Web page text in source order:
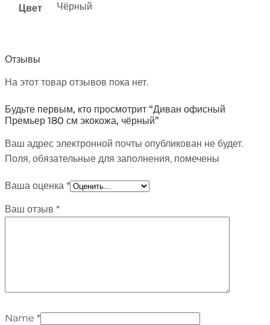
Цвет Чёрный
Отзывы
На этот товар отзывов пока нет.
Будьте первым, кто просмотрит “Диван офисный
Премьер 180 см экокожа, чёрный”
Ваш адрес электронной почты опубликован не будет.
Поля, обязательные для заполнения, помечены
Ваша оценка *
Ваш отзыв *
Name *